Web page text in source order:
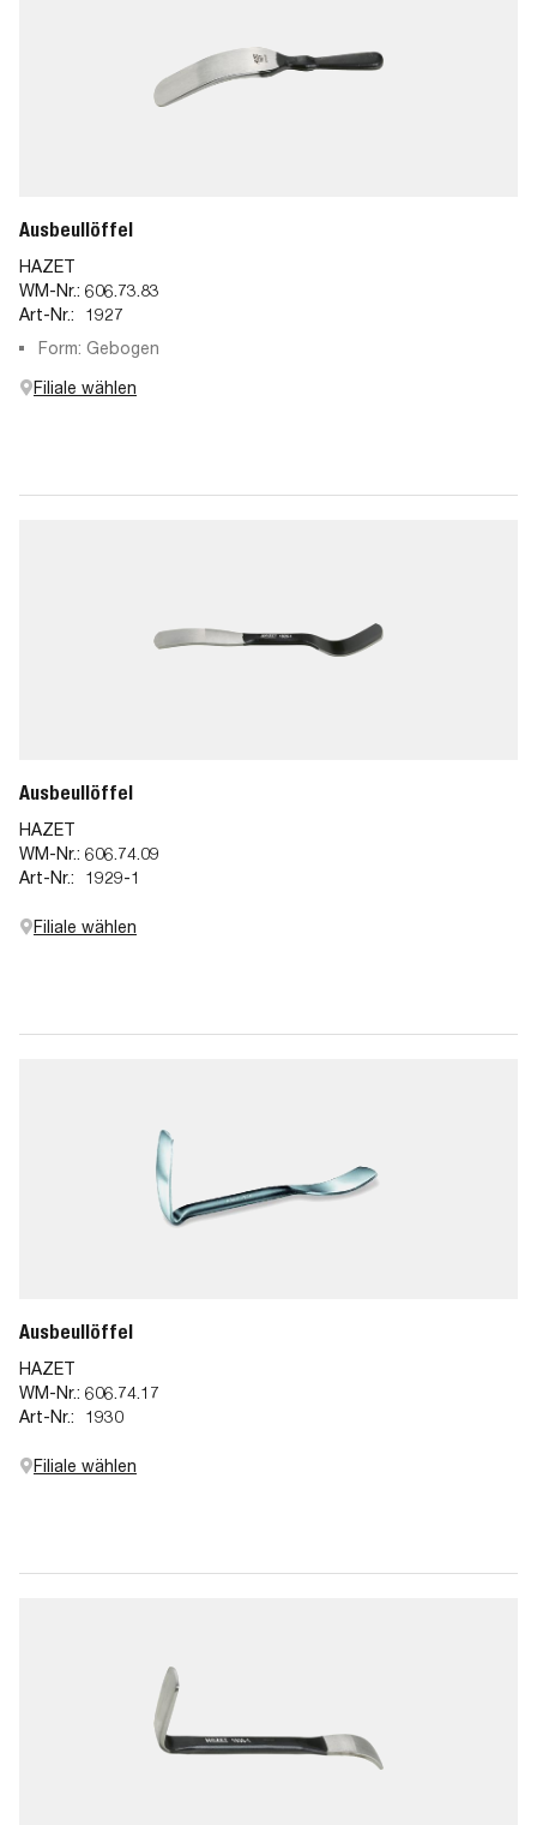
Ausbeullöffel
HAZET
WM-Nr.: 606.73.83
Art-Nr.:
1927
Form: Gebogen
Filiale wählen
Ausbeullöffel
HAZET
WM-Nr.: 606.74.09
Art-Nr.:
1929-1
Filiale wählen
Ausbeullöffel
HAZET
WM-Nr.: 606.74.17
Art-Nr.:
1930
Filiale wählen